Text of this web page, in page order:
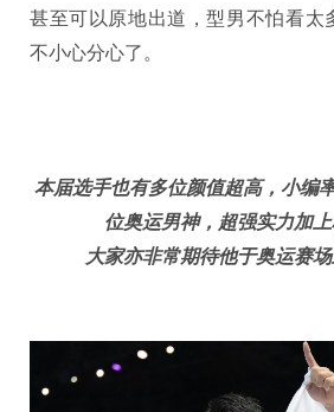
甚至可以原地出道，型男不怕看太
不小心分心了。
本届选手也有多位颜值超高，小编
位奥运男神，超强实力加上
大家亦非常期待他于奥运赛